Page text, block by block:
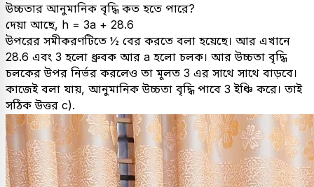
উচ্চতার আনুমানিক বৃদ্ধি কত হতে পারে?
দেয়া আছে, h = 3a + 28.6
উপরের সমীকরণটিতে ½ বের করতে বলা হয়েছে। আর এখানে
28.6 এবং 3 হলো ধ্রুবক আর a হলো চলক। আর উচ্চতা বৃদ্ধি
চলকের উপর নির্ভর করলেও তা মূলত 3 এর সাথে সাথে বাড়বে।
কাজেই বলা যায়, আনুমানিক উচ্চতা বৃদ্ধি পাবে 3 ইঞ্চি করে। তাই
সঠিক উত্তর c).